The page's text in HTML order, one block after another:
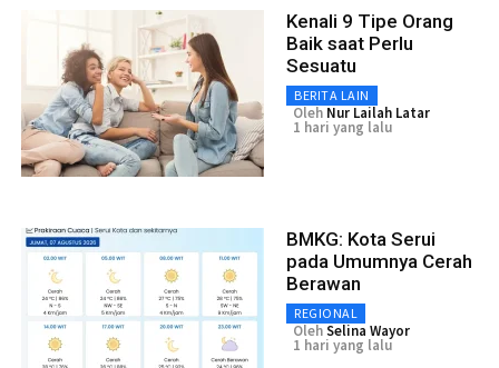
Kenali 9 Tipe Orang
Baik saat Perlu
Sesuatu
BERITA LAIN
Oleh Nur Lailah Latar
1 hari yang lalu
BMKG: Kota Serui
pada Umumnya Cerah
Berawan
REGIONAL
OlehSelina Wayor
1 hari yang lalu